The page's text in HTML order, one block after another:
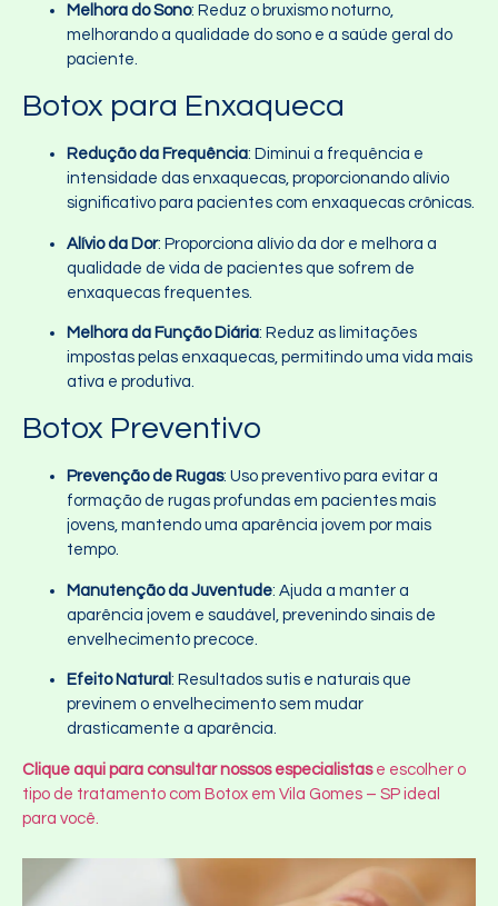
Melhora do Sono: Reduz o bruxismo noturno,
melhorando a qualidade do sono e a saúde geral do
paciente.
Botox para Enxaqueca
Redução da Frequência: Diminui a frequência e
intensidade das enxaquecas, proporcionando alívio
significativo para pacientes com enxaquecas crônicas.
Alívio da Dor: Proporciona alívio da dor e melhora a
qualidade de vida de pacientes que sofrem de
enxaquecas frequentes.
Melhora da Função Diária: Reduz as limitações
impostas pelas enxaquecas, permitindo uma vida mais
ativa e produtiva.
Botox Preventivo
Prevenção de Rugas: Uso preventivo para evitar a
formação de rugas profundas em pacientes mais
jovens, mantendo uma aparência jovem por mais
tempo.
Manutenção da Juventude: Ajuda a manter a
aparência jovem e saudável, prevenindo sinais de
envelhecimento precoce.
Efeito Natural : Resultados sutis e naturais que
previnem o envelhecimento sem mudar
drasticamente a aparência.
Clique aqui para consultar nossos especialistase escolher o
tipo de tratamento com Botox em Vila Gomes – SP ideal
para você.